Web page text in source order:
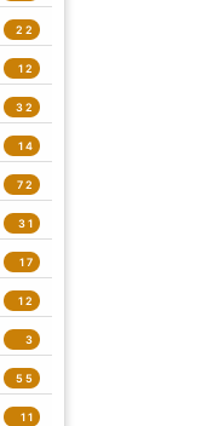
22
12
32
14
72
31
17
12
3
55
11